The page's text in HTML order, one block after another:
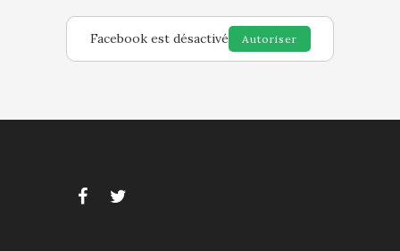
Facebook est désactivé Autoriser